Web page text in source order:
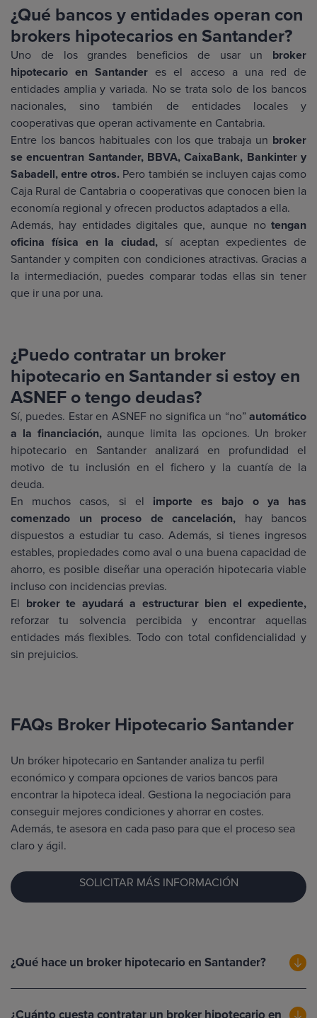
¿Qué bancos y entidades operan con
brokers hipotecarios en Santander?
Uno de los grandes beneficios de usar un broker
hipotecario en Santander es el acceso a una red de
entidades amplia y variada. No se trata solo de los bancos
nacionales, sino también de entidades locales y
cooperativas que operan activamente en Cantabria.
Entre los bancos habituales con los que trabaja un broker
se encuentran Santander, BBVA, CaixaBank, Bankinter y
Sabadell, entre otros. Pero también se incluyen cajas como
Caja Rural de Cantabria o cooperativas que conocen bien la
economía regional y ofrecen productos adaptados a ella.
Además, hay entidades digitales que, aunque no tengan
oficina física en la ciudad, sí aceptan expedientes de
Santander y compiten con condiciones atractivas. Gracias a
la intermediación, puedes comparar todas ellas sin tener
que ir una por una.
¿Puedo contratar un broker
hipotecario en Santander si estoy en
ASNEF o tengo deudas?
Sí, puedes. Estar en ASNEF no significa un “no”automático
a la financiación,aunque limita las opciones. Un broker
hipotecario en Santander analizará en profundidad el
motivo de tu inclusión en el fichero y la cuantía de la
deuda.
En muchos casos, si el importe es bajo o ya has
comenzado un proceso de cancelación, hay bancos
dispuestos a estudiar tu caso. Además, si tienes ingresos
estables, propiedades como aval o una buena capacidad de
ahorro, es posible diseñar una operación hipotecaria viable
incluso con incidencias previas.
El broker te ayudará a estructurar bien el expediente,
reforzar tu solvencia percibida y encontrar aquellas
entidades más flexibles. Todo con total confidencialidad y
sin prejuicios.
FAQs Broker Hipotecario Santander
Un bróker hipotecario en Santander analiza tu perfil
económico y compara opciones de varios bancos para
encontrar la hipoteca ideal. Gestiona la negociación para
conseguir mejores condiciones y ahorrar en costes.
Además, te asesora en cada paso para que el proceso sea
claro y ágil.
SOLICITAR MÁS INFORMACIÓN
¿Qué hace un broker hipotecario en Santander?